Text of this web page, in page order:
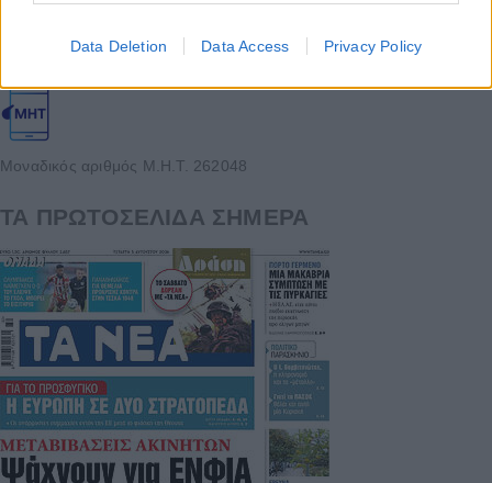
Data Deletion Data Access Privacy Policy
1ης Μαρτίου 2018 σχετικά με τα μέτρα για την αποτελεσματική
Μοναδικός αριθμός Μ.Η.Τ. 262048
ΤΑ ΠΡΩΤΟΣΕΛΙΔΑ ΣΗΜΕΡΑ